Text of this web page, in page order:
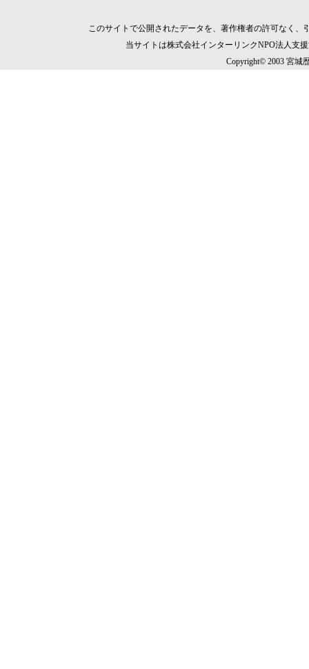
このサイトで公開されたデータを、著作権者の許可なく
当サイトは株式会社インターリンクNPO法人支
Copyright© 2003 宮城